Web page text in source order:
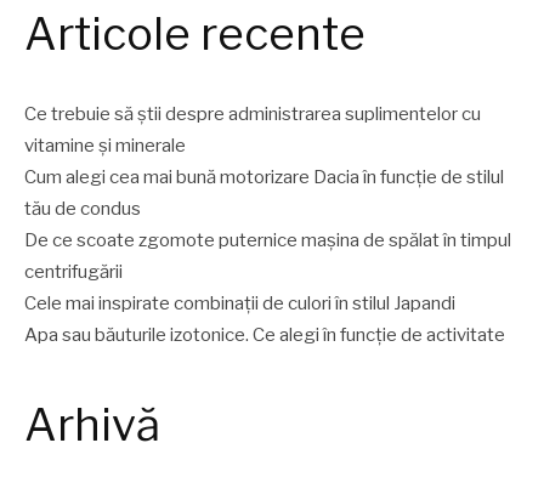
Articole recente
Ce trebuie să știi despre administrarea suplimentelor cu
vitamine și minerale
Cum alegi cea mai bună motorizare Dacia în funcție de stilul
tău de condus
De ce scoate zgomote puternice mașina de spălat în timpul
centrifugării
Cele mai inspirate combinații de culori în stilul Japandi
Apa sau băuturile izotonice. Ce alegi în funcție de activitate
Arhivă